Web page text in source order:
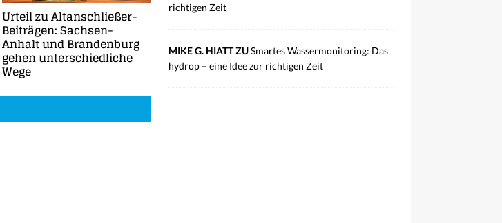
Urteil zu Altanschließer-
Beiträgen: Sachsen-
Anhalt und Brandenburg
gehen unterschiedliche
Wege
richtigen Zeit
MIKE G. HIATT ZUSmartes Wassermonitoring: Das
hydrop – eine Idee zur richtigen Zeit